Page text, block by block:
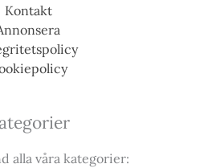
Kontakt
alla våra kategorier: